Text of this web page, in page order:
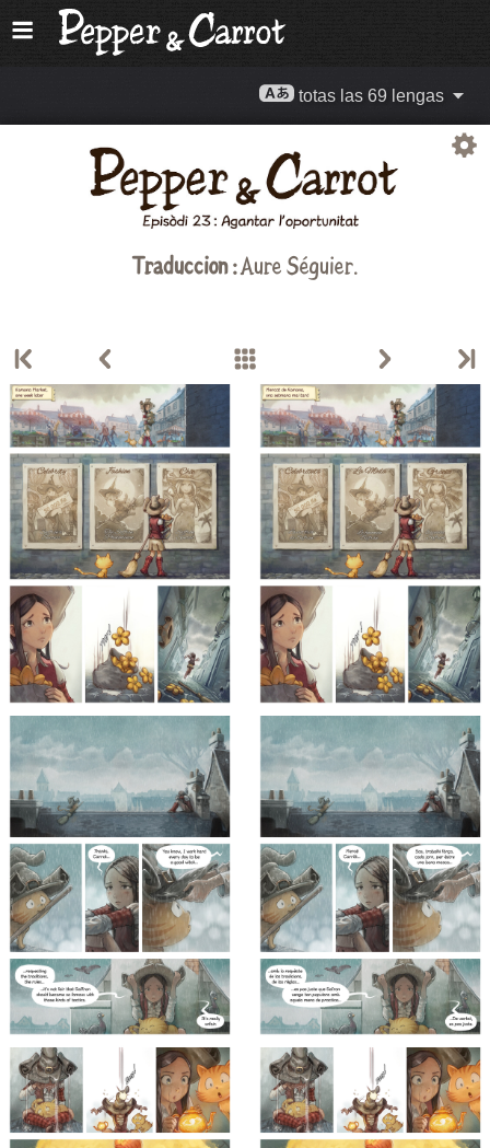
totas las 69 lengas
Traduccion :Aure Séguier.